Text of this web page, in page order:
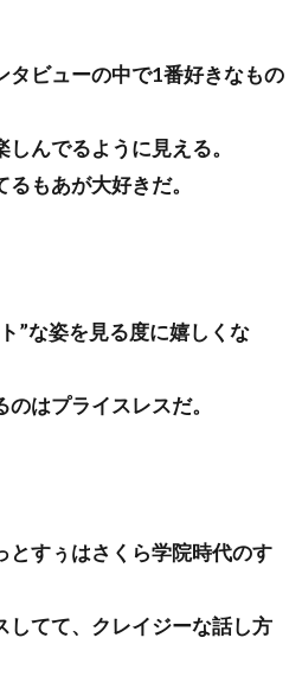
タビューの中で1番好きなもの
んでるように見える。
もあが大好きだ。
”な姿を見る度に嬉しくな
はプライスレスだ。
とすぅはさくら学院時代のす
してて、クレイジーな話し方